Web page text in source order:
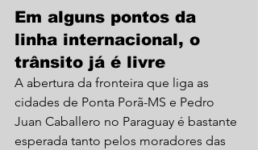
Em alguns pontos da
linha internacional, o
trânsito já é livre
A abertura da fronteira que liga as
cidades de Ponta Porã-MS e Pedro
Juan Caballero no Paraguay é bastante
esperada tanto pelos moradores das